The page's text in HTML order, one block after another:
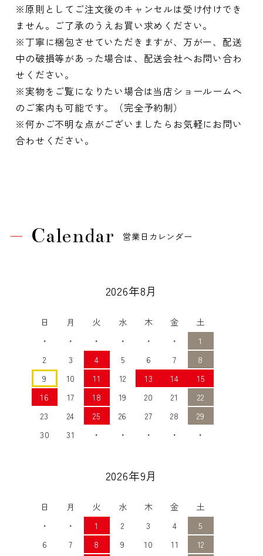
※原則としてご注文後のキャンセルは受け付けでき
ません。ご了承のうえお買い求めください。
※丁寧に梱包させていただきますが、万が一、配送
中の破損等があった場合は、配送会社へお問い合わ
せください。
※実物をご覧になりたい場合は当店ショールームへ
のご案内も可能です。（完全予約制）
※何かご不明な点がございましたらお気軽にお問い
合わせください。
Calendar 営業日カレンダー
2026年8月
日 月 火 水 木 金
土
・
・ ・ ・ ・ ・
1
2
3 4 5 6 7
8
9
10 11 12 13 14
15
16
17 18 19 20 21
22
23
24 25 26 27 28
29
30
31 ・ ・ ・ ・ ・
2026年9月
日 月 火 水 木 金
土
・
・ 1 2 3 4
5
6
7 8 9 10 11
12